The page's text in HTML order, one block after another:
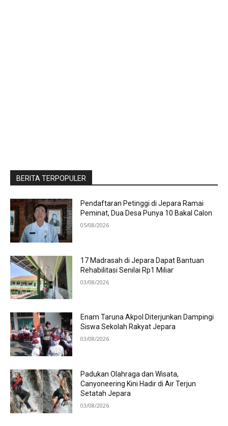
BERITA TERPOPULER
Pendaftaran Petinggi di Jepara Ramai
Peminat, Dua Desa Punya 10 Bakal Calon
05/08/2026
17 Madrasah di Jepara Dapat Bantuan
Rehabilitasi Senilai Rp1 Miliar
03/08/2026
Enam Taruna Akpol Diterjunkan Dampingi
Siswa Sekolah Rakyat Jepara
03/08/2026
Padukan Olahraga dan Wisata,
Canyoneering Kini Hadir di Air Terjun
Setatah Jepara
03/08/2026